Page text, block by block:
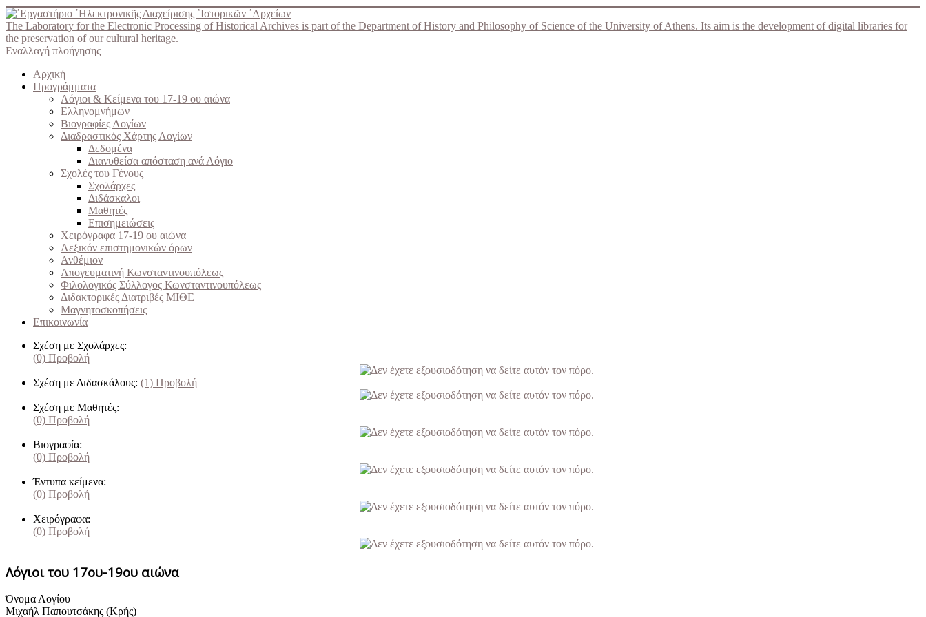
The Laboratory for the Electronic Processing of Historical Archives is part of the Department of History and Philosophy of Science of the University of Athens. Its aim is the development of digital libraries for
the preservation of our cultural heritage.
Εναλλαγή πλοήγησης
Αρχική
Προγράμματα
Λόγιοι & Κείμενα του 17-19 ου αιώνα
Ελληνομνήμων
Βιογραφίες Λογίων
Διαδραστικός Χάρτης Λογίων
Δεδομένα
Διανυθείσα απόσταση ανά Λόγιο
Σχολές του Γένους
Σχολάρχες
Διδάσκαλοι
Μαθητές
Επισημειώσεις
Χειρόγραφα 17-19 ου αιώνα
Λεξικόν επιστημονικών όρων
Ανθέμιον
Απογευματινή Κωνσταντινουπόλεως
Φιλολογικός Σύλλογος Κωνσταντινουπόλεως
Διδακτορικές Διατριβές ΜΙΘΕ
Μαγνητοσκοπήσεις
Επικοινωνία
Σχέση με Σχολάρχες:
(0) Προβολή
Σχέση με Διδασκάλους: (1) Προβολή
Σχέση με Μαθητές:
(0) Προβολή
Βιογραφία:
(0) Προβολή
Έντυπα κείμενα:
(0) Προβολή
Χειρόγραφα:
(0) Προβολή
Λόγιοι του 17ου-19ου αιώνα
Όνομα Λογίου
Μιχαήλ Παπουτσάκης (Κρής)